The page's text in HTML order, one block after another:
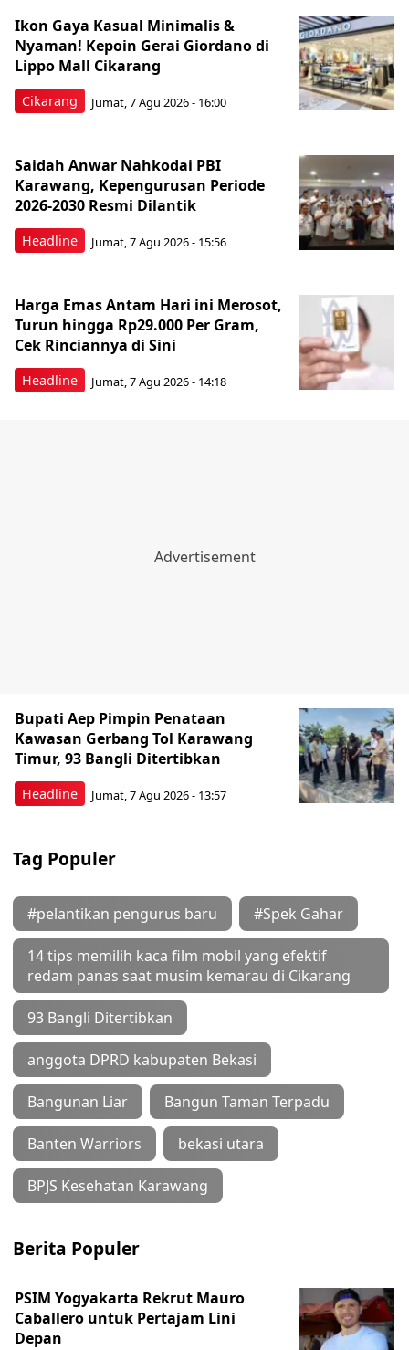
Cikarang
Ikon Gaya Kasual Minimalis &
Nyaman! Kepoin Gerai Giordano di
Lippo Mall Cikarang
Jumat, 7 Agu 2026 - 16:00
Headline
Saidah Anwar Nahkodai PBI
Karawang, Kepengurusan Periode
2026-2030 Resmi Dilantik
Jumat, 7 Agu 2026 - 15:56
Headline
Harga Emas Antam Hari ini Merosot,
Turun hingga Rp29.000 Per Gram,
Cek Rinciannya di Sini
Jumat, 7 Agu 2026 - 14:18
Headline
Bupati Aep Pimpin Penataan
Kawasan Gerbang Tol Karawang
Timur, 93 Bangli Ditertibkan
Jumat, 7 Agu 2026 - 13:57
Tag Populer
#pelantikan pengurus baru #Spek Gahar
14 tips memilih kaca film mobil yang efektif
redam panas saat musim kemarau di Cikarang
93 Bangli Ditertibkan
anggota DPRD kabupaten Bekasi
Bangunan Liar Bangun Taman Terpadu
Banten Warriors bekasi utara
BPJS Kesehatan Karawang
Berita Populer
PSIM Yogyakarta Rekrut Mauro
Caballero untuk Pertajam Lini
Depan